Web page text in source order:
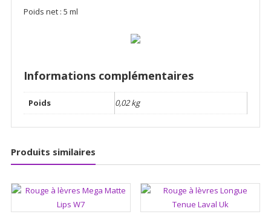
Poids net : 5 ml
Informations complémentaires
Poids 0,02 kg
Produits similaires